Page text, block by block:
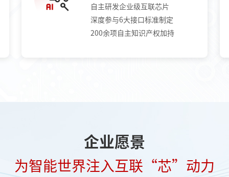
自主研发企业级互联芯片
深度参与6大接口标准制定
200余项自主知识产权加持
企业愿景
为智能世界注入互联“芯”动力